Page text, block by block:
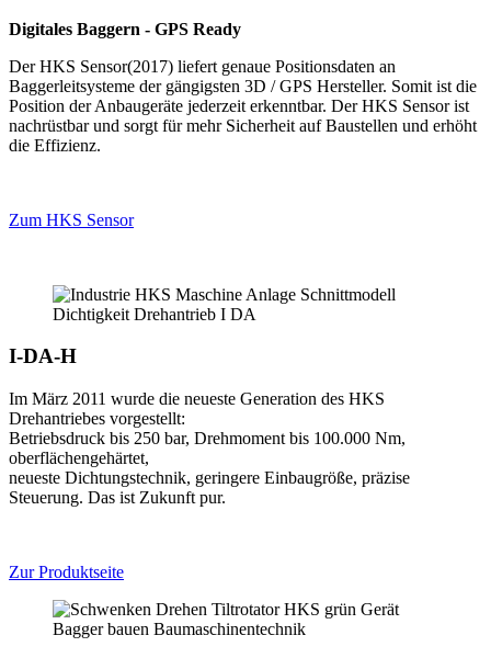
Digitales Baggern - GPS Ready
Der HKS Sensor(2017) liefert genaue Positionsdaten an
Baggerleitsysteme der gängigsten 3D / GPS Hersteller. Somit ist die
Position der Anbaugeräte jederzeit erkenntbar. Der HKS Sensor ist
nachrüstbar und sorgt für mehr Sicherheit auf Baustellen und erhöht
die Effizienz.
Zum HKS Sensor
I-DA-H
Im März 2011 wurde die neueste Generation des HKS
Drehantriebes vorgestellt:
Betriebsdruck bis 250 bar, Drehmoment bis 100.000 Nm,
oberflächengehärtet,
neueste Dichtungstechnik, geringere Einbaugröße, präzise
Steuerung. Das ist Zukunft pur.
Zur Produktseite